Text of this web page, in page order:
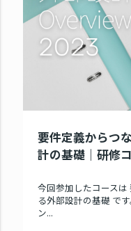
要件定義からつ
計の基礎｜研修
今回参加したコース
る外部設計の基礎 で
ン...